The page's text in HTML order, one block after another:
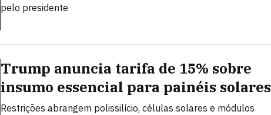
pelo presidente
Trump anuncia tarifa de 15% sobre
insumo essencial para painéis solares
Restrições abrangem polissilício, células solares e módulos